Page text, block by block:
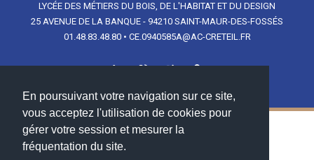
En poursuivant votre navigation sur ce site,
vous acceptez l'utilisation de cookies pour
gérer votre session et mesurer la
fréquentation du site.
LYCÉE DES MÉTIERS DU BOIS, DE L'HABITAT ET DU DESIGN
25 AVENUE DE LA BANQUE - 94210 SAINT-MAUR-DES-FOSSÉS
01.48.83.48.80• CE.0940585A@AC-CRETEIL.FR
NOS PARTENAIRES